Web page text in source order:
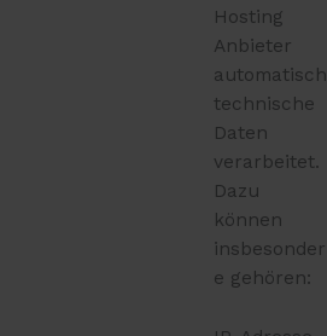
Hosting
Anbieter
automatisch
technische
Daten
verarbeitet.
Dazu
können
insbesonder
e gehören: